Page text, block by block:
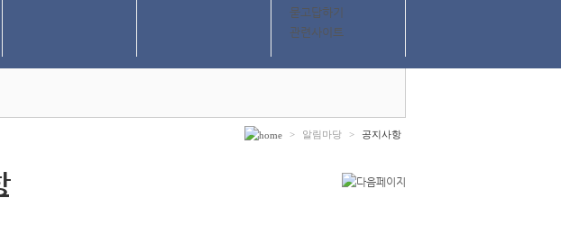
묻고답하기
관련사이트
> 알림마당 > 공지사항